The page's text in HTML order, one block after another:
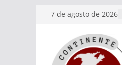
Pular
conteúdo
7 de agosto de 2026